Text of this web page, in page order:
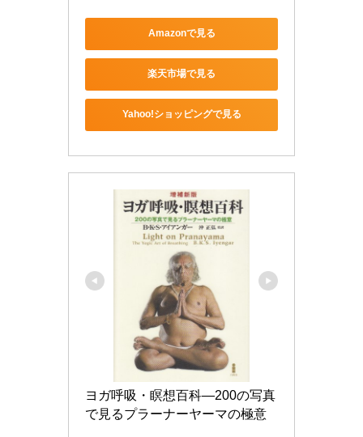
Amazonで見る
楽天市場で見る
Yahoo!ショッピングで見る
ヨガ呼吸・瞑想百科―200の写真
で見るプラーナーヤーマの極意